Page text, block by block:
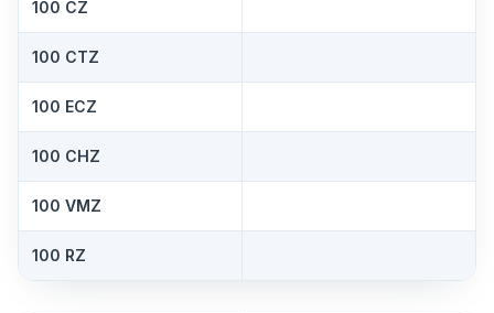
100 CZ
100 CTZ
100 ECZ
100 CHZ
100 VMZ
100 RZ